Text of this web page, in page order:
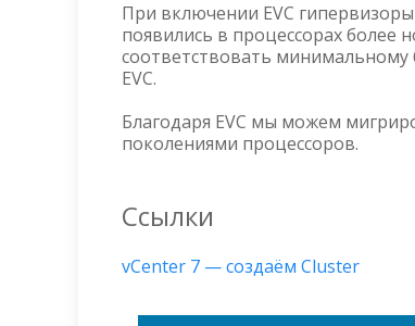
При включении EVC
появились в процессорах более
соответствовать минимальному
EVC.
Благодаря EVC мы можем
поколениями процессоров.
Ссылки
vCenter 7 — создаём Cluster